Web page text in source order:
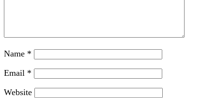
Name *
Email *
Website